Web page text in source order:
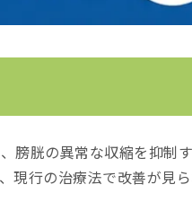
膀胱の異常な収縮を抑制
現行の治療法で改善が見